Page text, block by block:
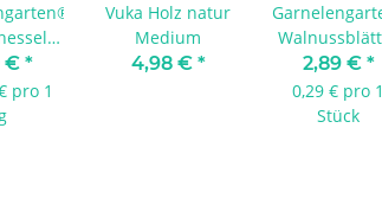
5 g
€ *
pro 1
Vuka Holz natur
Medium
4,98 € *
grün 10 Stück
2,89 € *
0,29 € pro 1
Stück